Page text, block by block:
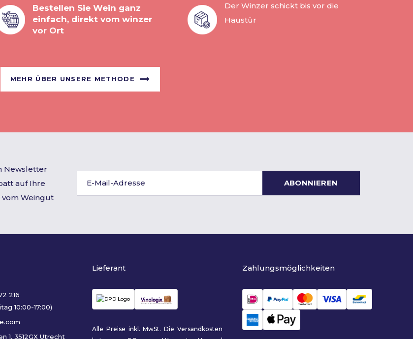
Bestellen Sie Wein ganz
einfach, direkt vom winzer
vor Ort
Der Winzer schickt bis vor die
Haustür
MEHR ÜBER UNSERE METHODE
Newsletter
auf Ihre
Weingut
ABONNIEREN
216
10:00-17:00)
1, 3512GX Utrecht
Lieferant
Alle Preise inkl. MwSt. Die Versandkosten
Zahlungsmöglichkeiten